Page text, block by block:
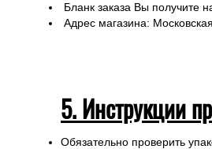
Бланк заказа Вы получите
Адрес магазина:
5. Инструкции
Обязательно проверить